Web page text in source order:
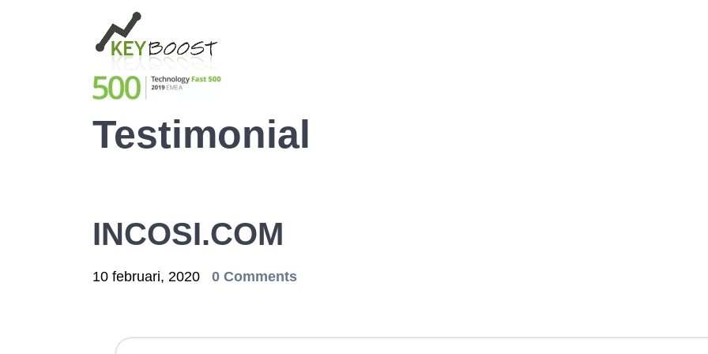
Testimonial
INCOSI.COM
10 februari, 2020 0 Comments